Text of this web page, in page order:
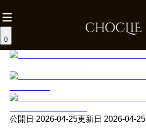
0
公開日 2026-04-25更新日 2026-04-25